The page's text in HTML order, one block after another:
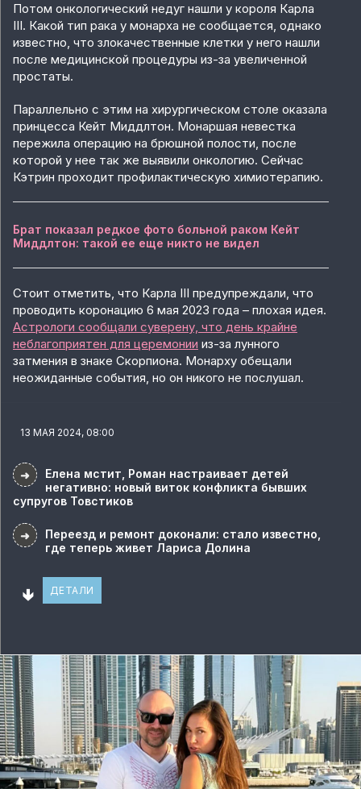
Потом онкологический недуг нашли у короля Карла
III. Какой тип рака у монарха не сообщается, однако
известно, что злокачественные клетки у него нашли
после медицинской процедуры из-за увеличенной
простаты.
Параллельно с этим на хирургическом столе оказала
принцесса Кейт Миддлтон. Монаршая невестка
пережила операцию на брюшной полости, после
которой у нее так же выявили онкологию. Сейчас
Кэтрин проходит профилактическую химиотерапию.
Брат показал редкое фото больной раком Кейт
Миддлтон: такой ее еще никто не видел
Стоит отметить, что Карла III предупреждали, что
проводить коронацию 6 мая 2023 года – плохая идея.
Астрологи сообщали суверену, что день крайне
неблагоприятен для церемонии из-за лунного
затмения в знаке Скорпиона. Монарху обещали
неожиданные события, но он никого не послушал.
13 МАЯ 2024, 08:00
➜
Елена мстит, Роман настраивает детей
негативно: новый виток конфликта бывших
супругов Товстиков
➜
Переезд и ремонт доконали: стало известно,
где теперь живет Лариса Долина
🢃 ДЕТАЛИ